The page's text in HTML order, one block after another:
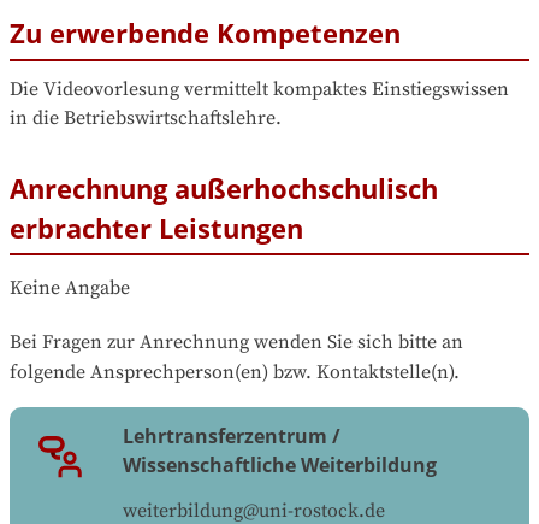
Zu erwerbende Kompetenzen
Die Videovorlesung vermittelt kompaktes Einstiegswissen
in die Betriebswirtschaftslehre.
Anrechnung außerhochschulisch
erbrachter Leistungen
Keine Angabe
Bei Fragen zur Anrechnung wenden Sie sich bitte an
folgende Ansprechperson(en) bzw. Kontaktstelle(n).
Lehrtransferzentrum /
Wissenschaftliche Weiterbildung
weiterbildung@uni-rostock.de